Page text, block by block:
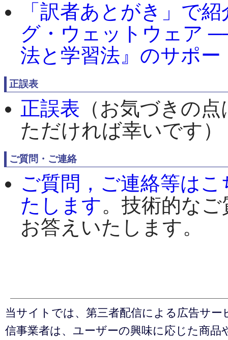
「訳者あとがき」で
グ・ウェットウェア
法と学習法』のサポー
正誤表
正誤表 （お気づきの点
ただければ幸いです）
ご質問・ご連絡
ご質問，ご連絡等は
たします。技術的な
お答えいたします。
当サイトでは、第三者配信による広告サ
信事業者は、ユーザーの興味に応じた商